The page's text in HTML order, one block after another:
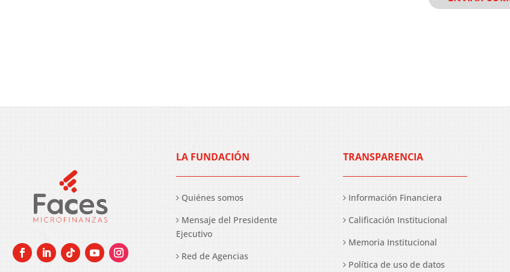
LA FUNDACIÓN
Quiénes somos
Mensaje del Presidente
Ejecutivo
Red de Agencias
TRANSPARENCIA
Información Financiera
Calificación Institucional
Memoria Institucional
Política de uso de datos